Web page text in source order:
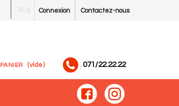
Contactez-nous
Connexion
Blog
PANIER (vide) 071/22.22.22